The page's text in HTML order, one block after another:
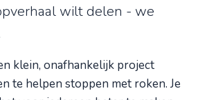
wilt delen - we
klein, onafhankelijk project
te helpen stoppen met roken. Je